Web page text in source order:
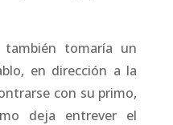
también tomaría un
en dirección a la
con su primo,
deja entrever el